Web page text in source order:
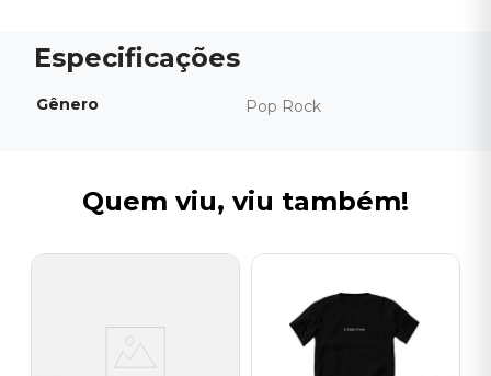
Gênero Pop Rock
Quem viu, viu também!